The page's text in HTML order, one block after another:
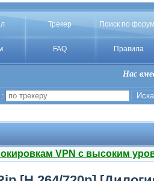
Трекер Поиск по
FAQ Правила
Нас
:
VPN с высоким